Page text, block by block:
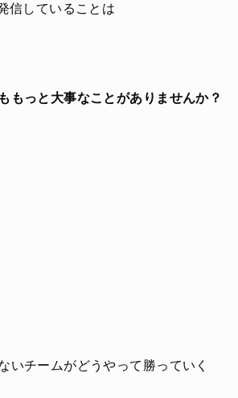
信していることは
もっと大事なことがありませんか？
いチームがどうやって勝っていく